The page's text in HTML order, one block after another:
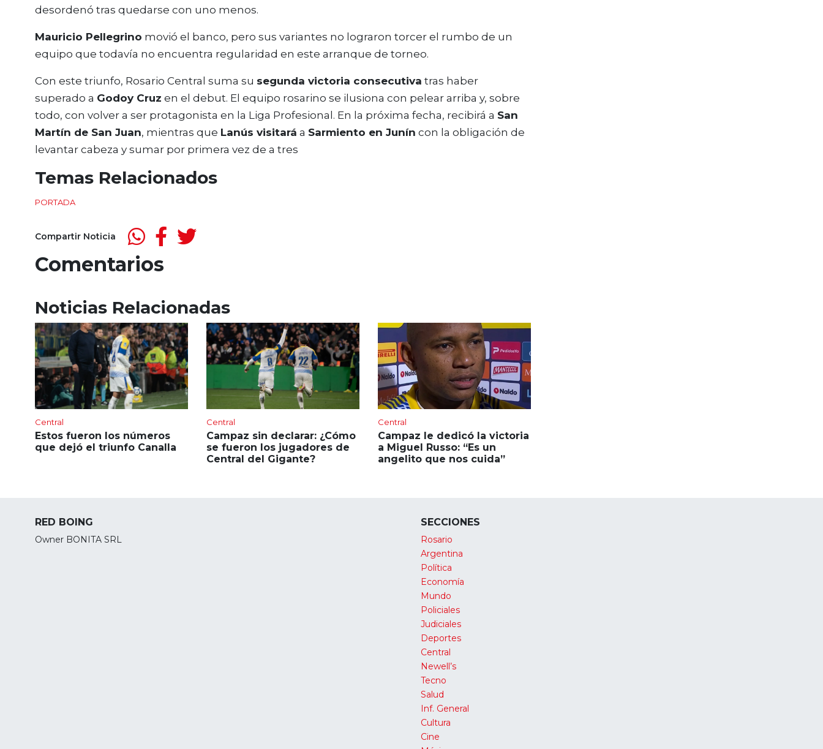
desordenó tras quedarse con uno menos.
Mauricio Pellegrino movió el banco, pero sus variantes no lograron torcer el rumbo de un
equipo que todavía no encuentra regularidad en este arranque de torneo.
Con este triunfo, Rosario Central suma su segunda victoria consecutiva tras haber
superado a Godoy Cruz en el debut. El equipo rosarino se ilusiona con pelear arriba y, sobre
todo, con volver a ser protagonista en la Liga Profesional. En la próxima fecha, recibirá a San
Martín de San Juan, mientras que Lanús visitará a Sarmiento en Junín con la obligación de
levantar cabeza y sumar por primera vez de a tres
Temas Relacionados
PORTADA
Compartir Noticia
Comentarios
Noticias Relacionadas
Central
Estos fueron los números
que dejó el triunfo Canalla
Central
Campaz sin declarar: ¿Cómo
se fueron los jugadores de
Central del Gigante?
Central
Campaz le dedicó la victoria
a Miguel Russo: “Es un
angelito que nos cuida”
RED BOING
Owner BONITA SRL
SECCIONES
Rosario
Argentina
Política
Economía
Mundo
Policiales
Judiciales
Deportes
Central
Newell’s
Tecno
Salud
Inf. General
Cultura
Cine